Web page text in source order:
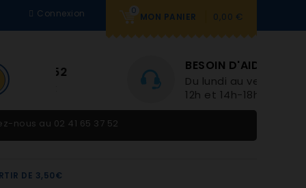
0
MON PANIER 0,00 €
Connexion
BESOIN D'AIDE
Du lundi au vendredi 9h-
12h et 14h-18h
nous au 02 41 65 37 52
DE 3,50€